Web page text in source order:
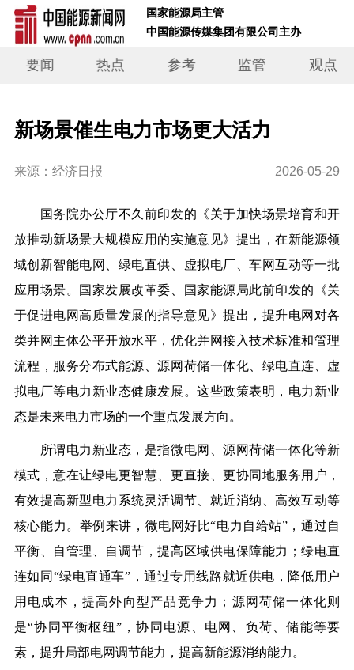
国家能源局主管
中国能源传媒集团有限公司主办
要闻 热点 参考 监管 观点
新场景催生电力市场更大活力
来源：经济日报 2026-05-29
国务院办公厅不久前印发的《关于加快场景培育和开
放推动新场景大规模应用的实施意见》提出，在新能源领
域创新智能电网、绿电直供、虚拟电厂、车网互动等一批
应用场景。国家发展改革委、国家能源局此前印发的《关
于促进电网高质量发展的指导意见》提出，提升电网对各
类并网主体公平开放水平，优化并网接入技术标准和管理
流程，服务分布式能源、源网荷储一体化、绿电直连、虚
拟电厂等电力新业态健康发展。这些政策表明，电力新业
态是未来电力市场的一个重点发展方向。
所谓电力新业态，是指微电网、源网荷储一体化等新
模式，意在让绿电更智慧、更直接、更协同地服务用户，
有效提高新型电力系统灵活调节、就近消纳、高效互动等
核心能力。举例来讲，微电网好比“电力自给站”，通过自
平衡、自管理、自调节，提高区域供电保障能力；绿电直
连如同“绿电直通车”，通过专用线路就近供电，降低用户
用电成本，提高外向型产品竞争力；源网荷储一体化则
是“协同平衡枢纽”，协同电源、电网、负荷、储能等要
素，提升局部电网调节能力，提高新能源消纳能力。